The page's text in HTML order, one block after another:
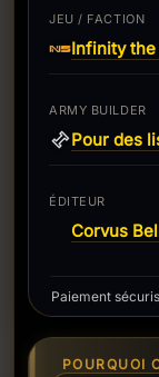
JEU / FACTION
Infinity the
ARMY BUILDER
Pour des
ÉDITEUR
Corvus
Paiement
POURQUOI